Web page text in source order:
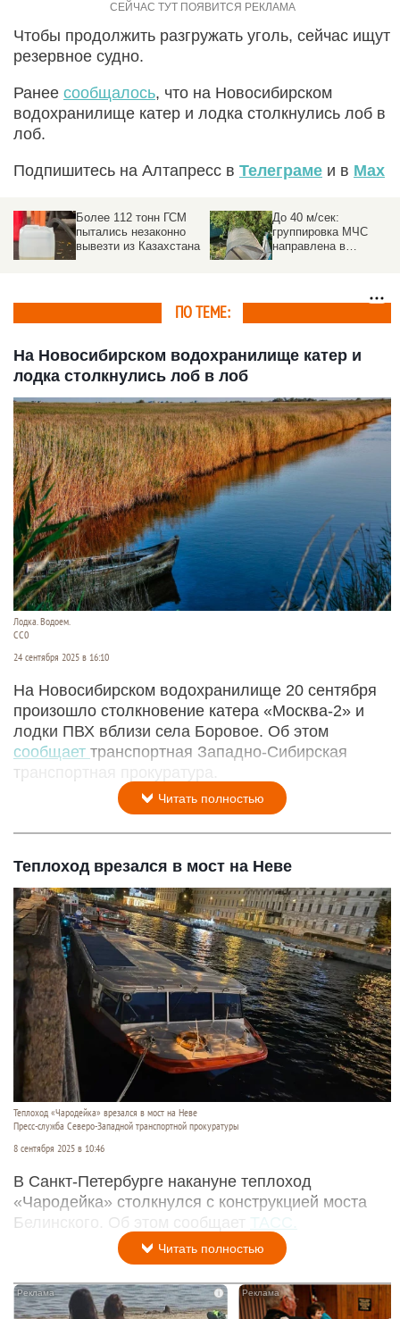
Чтобы продолжить разгружать уголь, сейчас ищут
резервное судно.
Ранее сообщалось, что на Новосибирском
водохранилище катер и лодка столкнулись лоб в
лоб.
Подпишитесь на Алтапресс в Телеграме и в Max
Более 112 тонн ГСМ
пытались незаконно
вывезти из Казахстана
До 40 м/сек:
группировка МЧС
направлена в
ПО ТЕМЕ:
На Новосибирском водохранилище катер и
лодка столкнулись лоб в лоб
Лодка. Водоем.
СС0
24 сентября 2025 в 16:10
На Новосибирском водохранилище 20 сентября
произошло столкновение катера «Москва-2» и
лодки ПВХ вблизи села Боровое. Об этом
сообщает транспортная Западно-Сибирская
транспортная прокуратура.
Читать полностью
Теплоход врезался в мост на Неве
Теплоход «Чародейка» врезался в мост на Неве
Пресс-служба Северо-Западной транспортной прокуратуры
8 сентября 2025 в 10:46
В Санкт-Петербурге накануне теплоход
«Чародейка» столкнулся с конструкцией моста
Белинского. Об этом сообщает ТАСС.
Читать полностью
i